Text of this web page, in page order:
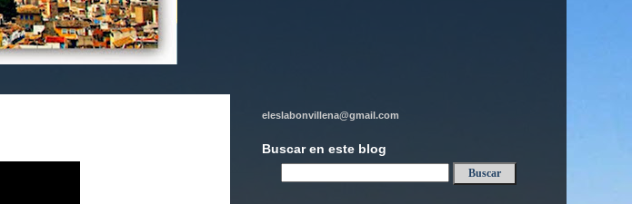
eleslabonvillena@gmail.com
Buscar en este blog